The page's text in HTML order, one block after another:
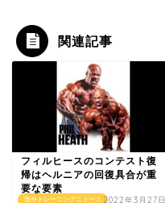
関連記事
海外トレーニングニュース
フィルヒースのコンテスト復
帰はヘルニアの回復具合が重
要な要素
2022年3月27日